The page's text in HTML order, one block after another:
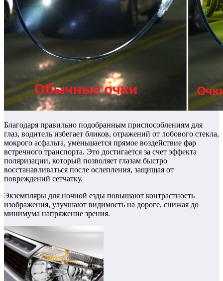
Благодаря правильно подобранным приспособлениям для
глаз, водитель избегает бликов, отражений от лобового стекла,
мокрого асфальта, уменьшается прямое воздействие фар
встречного транспорта. Это достигается за счет эффекта
поляризации, который позволяет глазам быстро
восстанавливаться после ослепления, защищая от
повреждений сетчатку.
Экземпляры для ночной езды повышают контрастность
изображения, улучшают видимость на дороге, снижая до
минимума напряжение зрения.